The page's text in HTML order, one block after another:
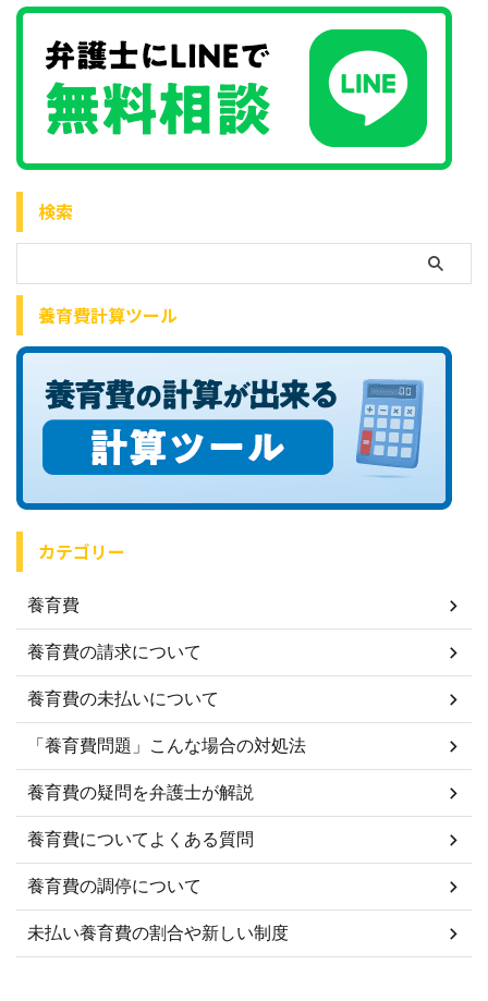
検索
養育費計算ツール
カテゴリー
養育費
養育費の請求について
養育費の未払いについて
「養育費問題」こんな場合の対処法
養育費の疑問を弁護士が解説
養育費についてよくある質問
養育費の調停について
未払い養育費の割合や新しい制度